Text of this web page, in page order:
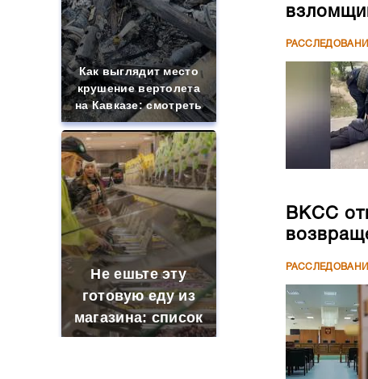
Как выглядит место
крушение вертолета
на Кавказе: смотреть
Не ешьте эту
готовую еду из
магазина: список
ВКСС